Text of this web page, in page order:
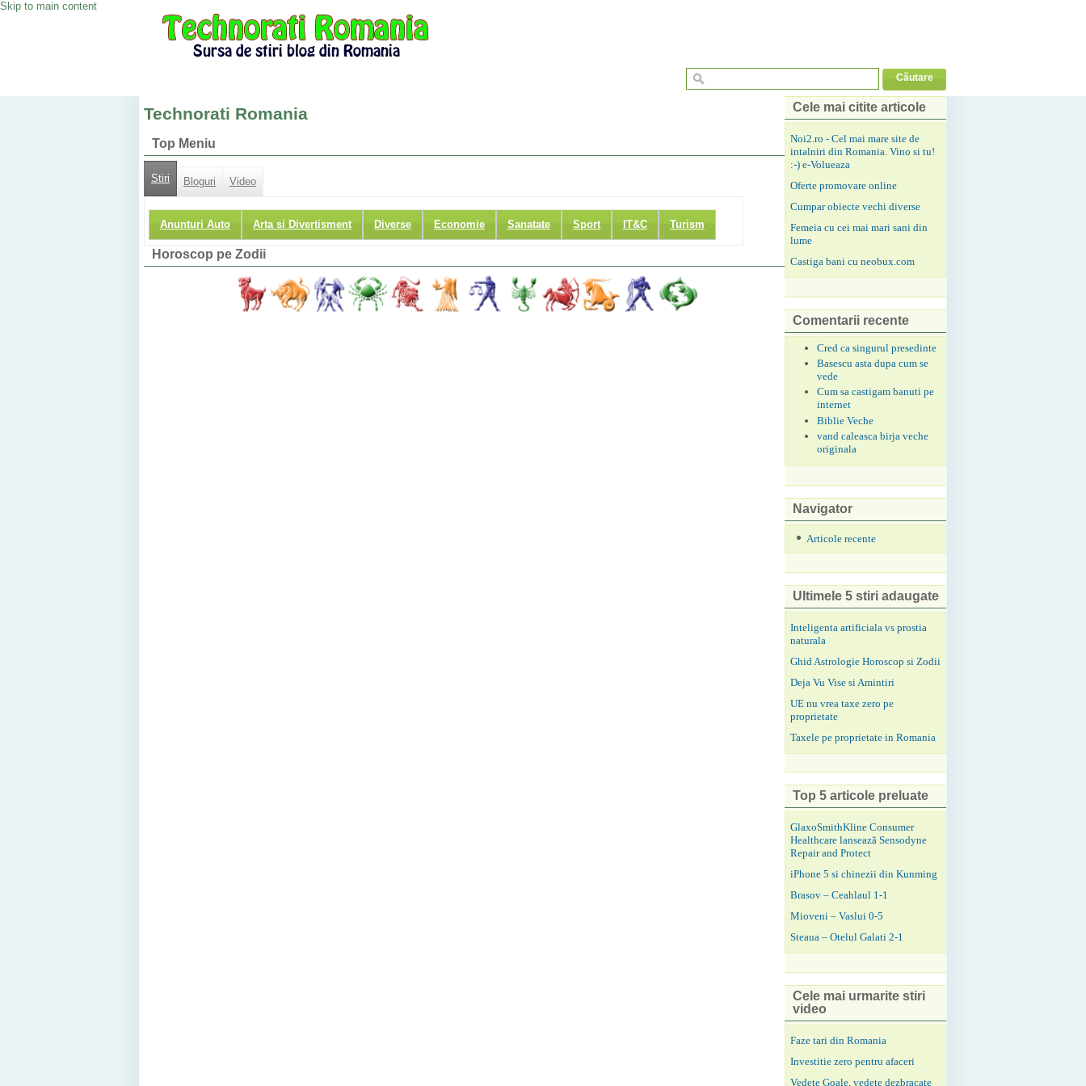
Skip to main content
Technorati Romania
Top Meniu
Stiri Bloguri Video
Anunturi Auto Arta si Divertisment Diverse Economie Sanatate Sport IT&C Turism
Horoscop pe Zodii
Cele mai citite articole
Noi2.ro - Cel mai mare site de
intalniri din Romania. Vino si tu!
:-) e-Volueaza
Oferte promovare online
Cumpar obiecte vechi diverse
Femeia cu cei mai mari sani din
lume
Castiga bani cu neobux.com
Comentarii recente
Cred ca singurul presedinte
Basescu asta dupa cum se
vede
Cum sa castigam banuti pe
internet
Biblie Veche
vand caleasca birja veche
originala
Navigator
Articole recente
Ultimele 5 stiri adaugate
Inteligenta artificiala vs prostia
naturala
Ghid Astrologie Horoscop si Zodii
Deja Vu Vise si Amintiri
UE nu vrea taxe zero pe
proprietate
Taxele pe proprietate in Romania
Top 5 articole preluate
GlaxoSmithKline Consumer
Healthcare lansează Sensodyne
Repair and Protect
iPhone 5 si chinezii din Kunming
Brasov – Ceahlaul 1-1
Mioveni – Vaslui 0-5
Steaua – Otelul Galati 2-1
Cele mai urmarite stiri
video
Faze tari din Romania
Investitie zero pentru afaceri
Vedete Goale, vedete dezbracate